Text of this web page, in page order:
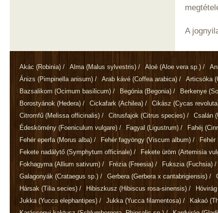
A
Akác (Robinia) / Alma (Malus sylvestris) / Aloé (Aloe vera sp.) /
Ánizs (Pimpinella anisum) / Arab kávé (Coffea arabica) / Articsóka
Bazsalikom (Ocimum basilicum) / Begónia (Begonia) / Berkenye
Borostyánok (Hedera) / Cickafark (Achilea) / Cikász (Cycas
Citromfű (Melissa officinalis) / Citrusfajok (Citrus species) / Csalán
Édeskömény (Foeniculum vulgare) / Fagyal (Ligustrum) / Fahéj
Fehér eperfa (Morus alba) / Fehér fagyöngy (Viscum album) /
Fekete nadálytő (Symphytum officinale) / Fekete üröm (Artemisia
Fokhagyma (Allium sativum) / Frézia (Freesia) / Fukszia (Fuchsia) /
Galagonyák (Crataegus sp.) / Gerbera (Gerbera x cantabrigiensis) /
Hársak (Tilia secies) / Hibiszkusz (Hibiscus rosa-sinensis) /
Jukka (Yucca elephantipes) / Jukka (Yucca filamentosa) / Kakaó